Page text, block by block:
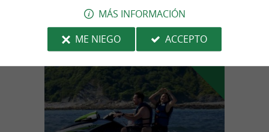
n
u
e
s
t
r
o
f
a
v
o
r
i
t
o
MÁS INFORMACIÓN
ME NIEGO
ACCEPTO